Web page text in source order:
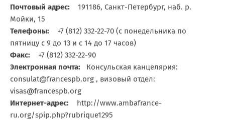
Почтовый адрес: 191186, Санкт-Петербург, наб. р.
Мойки, 15
Телефоны: +7 (812) 332-22-70 (с понедельника по
пятницу с 9 до 13 и с 14 до 17 часов)
Факс:
+7 (812) 332-22-90
Электронная почта: Консульская канцелярия:
consulat@francespb.org , визовый отдел:
visas@francespb.org
Интернет-адрес:
http://www.ambafrance-
ru.org/spip.php?rubrique1295